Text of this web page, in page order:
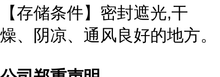
【存储条件】密封遮光,干
燥、阴凉、通风良好的地方。